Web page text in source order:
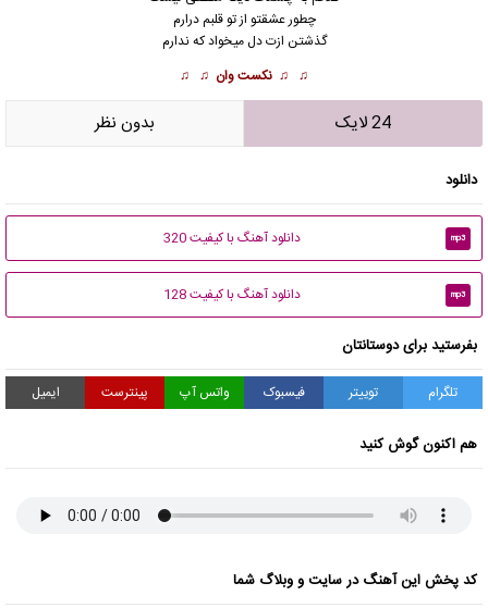
چطور عشقتو از تو قلبم درارم
گذشتن ازت دل میخواد که ندارم
♫ ♫ نکست وان ♫ ♫
24 لایک بدون نظر
دانلود
mp3 دانلود آهنگ با کیفیت 320
mp3 دانلود آهنگ با کیفیت 128
بفرستید برای دوستانتان
تلگرام توییتر فیسبوک واتس آپ پینترست ایمیل
هم اکنون گوش کنید
کد پخش این آهنگ در سایت و وبلاگ شما